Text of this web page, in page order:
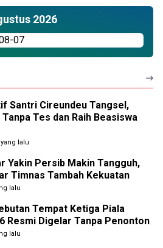
2026
Santri Cireundeu Tangsel,
Tes dan Raih Beasiswa
lalu
Yakin Persib Makin Tangguh,
Timnas Tambah Kekuatan
lalu
Tempat Ketiga Piala
Resmi Digelar Tanpa Penonton
lalu